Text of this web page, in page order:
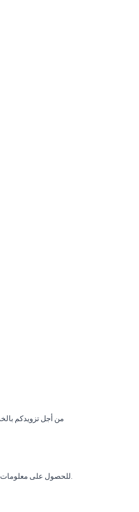
من أجل تزويدكم
وإذا واصلتم استخدام الموقع، فإن قبولكم سيعتبر مقبولا من جانبنا، ولا يترددوا في الاتصال بنا عبر البريد الإلكتروني: info@crossroadstravel.com للحصول على معلومات أكثر تفصيلا.